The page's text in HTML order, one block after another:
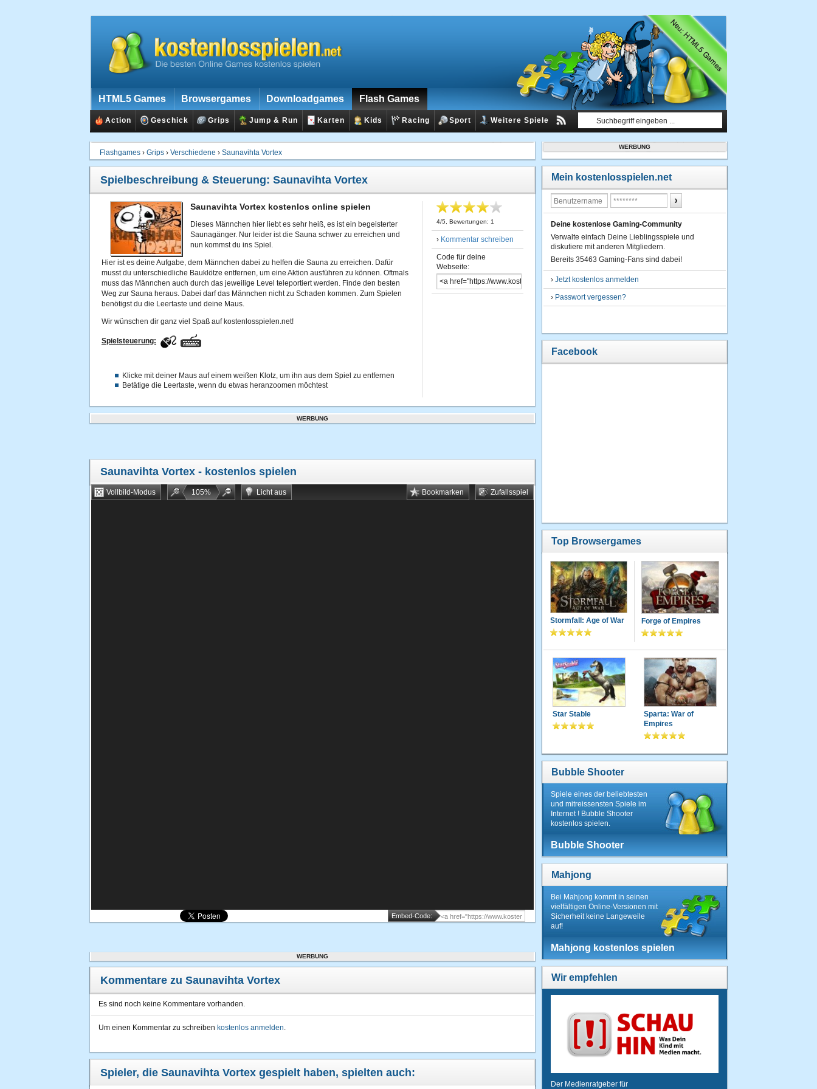
HTML5 Games Browsergames Downloadgames Flash Games
Action Geschick Grips Jump & Run Karten Kids Racing Sport Weitere Spiele
Flashgames › Grips › Verschiedene › Saunavihta Vortex
Spielbeschreibung & Steuerung: Saunavihta Vortex
Saunavihta Vortex kostenlos online spielen
Dieses Männchen hier liebt es sehr heiß, es ist ein begeisterter
Saunagänger. Nur leider ist die Sauna schwer zu erreichen und
nun kommst du ins Spiel.
Hier ist es deine Aufgabe, dem Männchen dabei zu helfen die Sauna zu erreichen. Dafür
musst du unterschiedliche Bauklötze entfernen, um eine Aktion ausführen zu können. Oftmals
muss das Männchen auch durch das jeweilige Level teleportiert werden. Finde den besten
Weg zur Sauna heraus. Dabei darf das Männchen nicht zu Schaden kommen. Zum Spielen
benötigst du die Leertaste und deine Maus.
Wir wünschen dir ganz viel Spaß auf kostenlosspielen.net!
Spielsteuerung:
Klicke mit deiner Maus auf einem weißen Klotz, um ihn aus dem Spiel zu entfernen
Betätige die Leertaste, wenn du etwas heranzoomen möchtest
4/5 , Bewertungen: 1
› Kommentar schreiben
Code für deine
Webseite:
WERBUNG
Saunavihta Vortex - kostenlos spielen
Vollbild-Modus 105% Licht aus Zufallsspiel
Bookmarken
Embed-Code:
WERBUNG
Kommentare zu Saunavihta Vortex
Es sind noch keine Kommentare vorhanden.
Um einen Kommentar zu schreiben kostenlos anmelden.
Spieler, die Saunavihta Vortex gespielt haben, spielten auch:
WERBUNG
Mein kostenlosspielen.net
Deine kostenlose Gaming-Community
Verwalte einfach Deine Lieblingsspiele und
diskutiere mit anderen Mitgliedern.
Bereits 35463 Gaming-Fans sind dabei!
› Jetzt kostenlos anmelden
› Passwort vergessen?
Facebook
Top Browsergames
Stormfall: Age of War Forge of Empires
Star Stable
Sparta: War of
Empires
Bubble Shooter
Spiele eines der beliebtesten
und mitreissensten Spiele im
Internet ! Bubble Shooter
kostenlos spielen.
Bubble Shooter
Mahjong
Bei Mahjong kommt in seinen
vielfältigen Online-Versionen mit
Sicherheit keine Langeweile
auf!
Mahjong kostenlos spielen
Wir empfehlen
Der Medienratgeber für